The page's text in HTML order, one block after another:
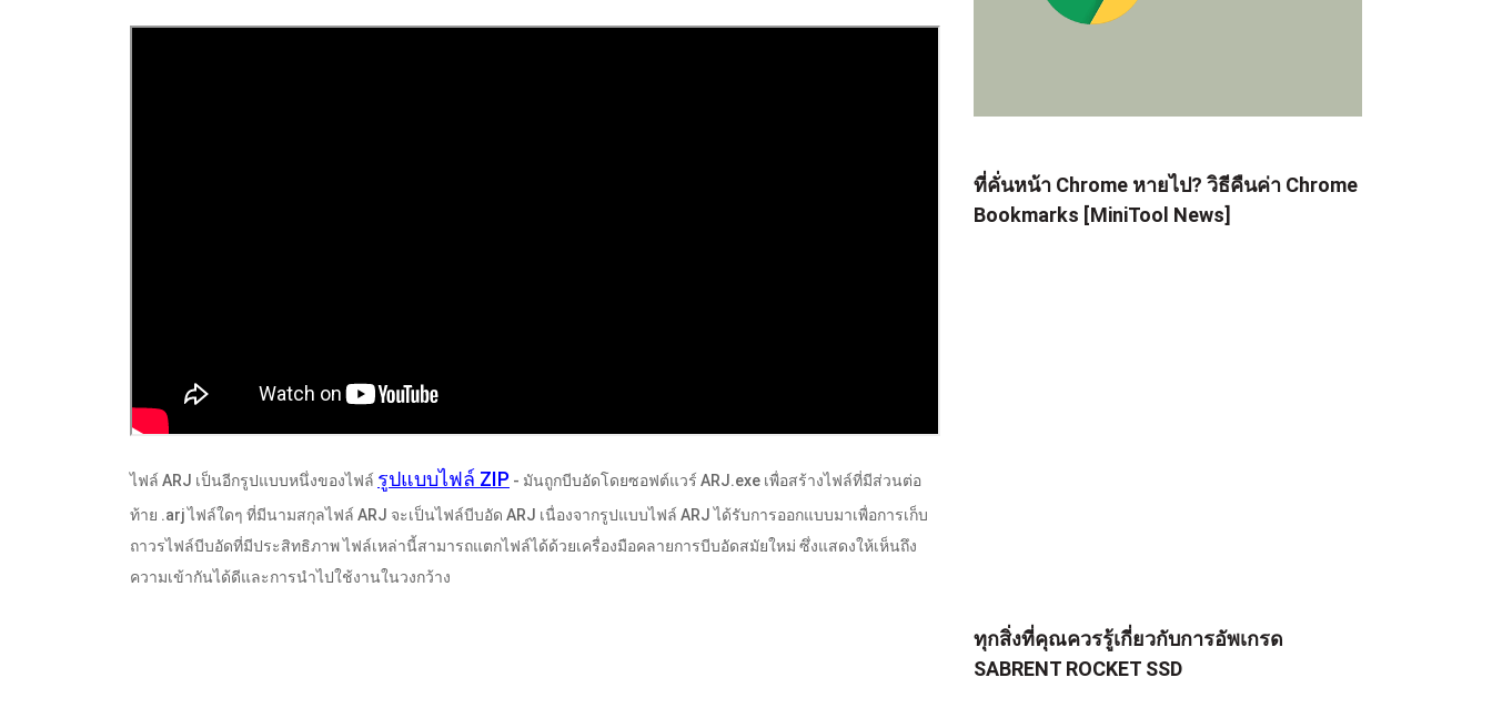
ไฟล์ ARJ เป็นอีกรูปแบบหนึ่งของไฟล์ รูปแบบไฟล์ ZIP - มันถูกบีบอัดโดยซอฟต์แวร์ ARJ.exe เพื่อสร้างไฟล์ที่มีส่วนต่อ
ท้าย .arj ไฟล์ใดๆ ที่มีนามสกุลไฟล์ ARJ จะเป็นไฟล์บีบอัด ARJ เนื่องจากรูปแบบไฟล์ ARJ ได้รับการออกแบบมาเพื่อการเก็บ
ถาวรไฟล์บีบอัดที่มีประสิทธิภาพ ไฟล์เหล่านี้สามารถแตกไฟล์ได้ด้วยเครื่องมือคลายการบีบอัดสมัยใหม่ ซึ่งแสดงให้เห็นถึง
ความเข้ากันได้ดีและการนำไปใช้งานในวงกว้าง
ที่คั่นหน้า Chrome หายไป? วิธีคืนค่า Chrome
Bookmarks [MiniTool News]
ทุกสิ่งที่คุณควรรู้เกี่ยวกับการอัพเกรด
SABRENT ROCKET SSD